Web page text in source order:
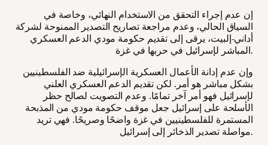
إن عدم إجراء التحقق من الاستخدام النهائي، وخاصة في
السياق الحالي، وعدم مراجعة تصاريح التصدير الممنوحة لشركة
أداني-إلبيت، يرقى إلى تقديم حكومة مودي الدعم العسكري
المباشر لإسرائيل في حربها في غزة.
وإن عدم إدانة الأعمال العسكرية الإسرائيلية ضد الفلسطينيين
بشكل مباشر هو أمر. لكن تقديم الدعم العسكري العلني
لإسرائيل فهو أمر آخر تمامًا. وعدم التصويت لصالح حظر
الأسلحة على إسرائيل جعل موقف حكومة مودي من المذبحة
المستمرة للفلسطينيين في غزة واضحًا وصريحًا. فهي تريد
مواصلة تصدير الذخائر إلى إسرائيل.